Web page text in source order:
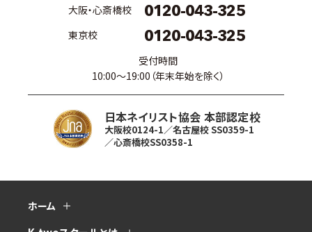
大阪・心斎橋校 0120-043-325
東京校 0120-043-325
受付時間
10:00〜19:00（年末年始を除く）
日本ネイリスト協会 本部認定校
大阪校0124-1／名古屋校 SS0359-1
／心斎橋校SS0358-1
ホーム